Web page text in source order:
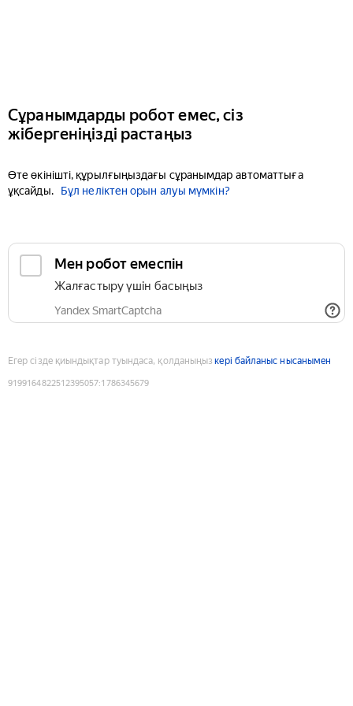
Сұранымдарды робот емес, сіз
жібергеніңізді растаңыз
Өте өкінішті, құрылғыңыздағы сұранымдар автоматтыға
ұқсайды.
Бұл неліктен орын алуы мүмкін?
Мен робот емеспін
Жалғастыру үшін басыңыз
Yandex SmartCaptcha
Егер сізде қиындықтар туындаса, қолданыңыз кері байланыс нысанымен
9199164822512395057:1786345679